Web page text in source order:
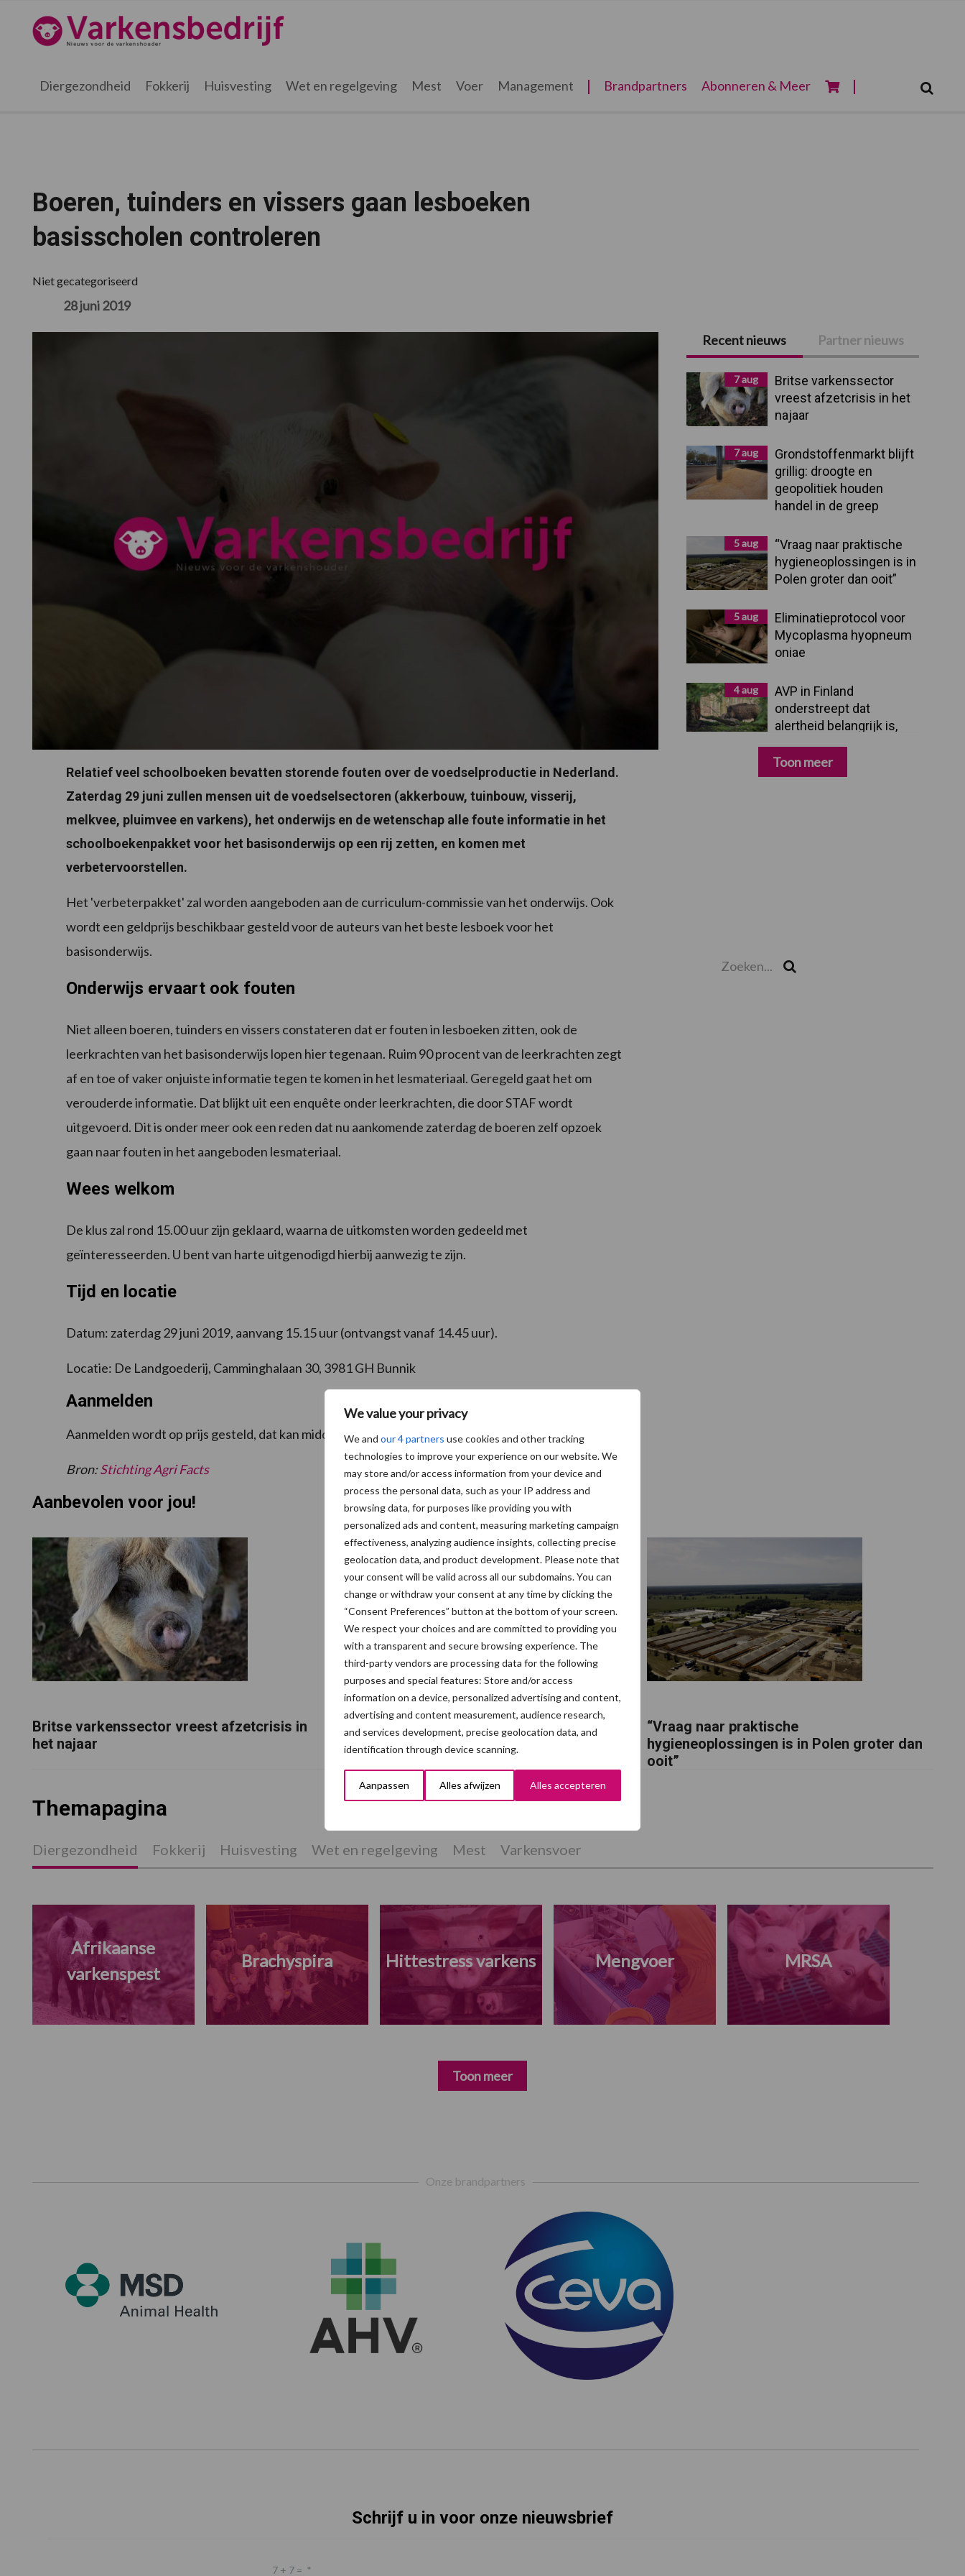
We value your privacy
We and our 4 partners use cookies and other tracking
technologies to improve your experience on our website. We
may store and/or access information from your device and
process the personal data, such as your IP address and
browsing data, for purposes like providing you with
personalized ads and content, measuring marketing campaign
effectiveness, analyzing audience insights, collecting precise
geolocation data, and product development. Please note that
your consent will be valid across all our subdomains. You can
change or withdraw your consent at any time by clicking the
“Consent Preferences” button at the bottom of your screen.
We respect your choices and are committed to providing you
with a transparent and secure browsing experience. The
third-party vendors are processing data for the following
purposes and special features: Store and/or access
information on a device, personalized advertising and content,
advertising and content measurement, audience research,
and services development, precise geolocation data, and
identification through device scanning.
Aanpassen Alles afwijzen Alles accepteren
hoofdnavigatie
hoofd
eerste
voettekst
Varkensbedrijf.nl
Diergezondheid Fokkerij Huisvesting Wet en regelgeving Mest Voer Management Brandpartners Abonneren & Meer
Boeren, tuinders en vissers gaan lesboeken
basisscholen controleren
Niet gecategoriseerd
28 juni 2019
Relatief veel schoolboeken bevatten storende fouten over de voedselproductie in Nederland.
Zaterdag 29 juni zullen mensen uit de voedselsectoren (akkerbouw, tuinbouw, visserij,
melkvee, pluimvee en varkens), het onderwijs en de wetenschap alle foute informatie in het
schoolboekenpakket voor het basisonderwijs op een rij zetten, en komen met
verbetervoorstellen.
Het 'verbeterpakket' zal worden aangeboden aan de curriculum-commissie van het onderwijs. Ook
wordt een geldprijs beschikbaar gesteld voor de auteurs van het beste lesboek voor het
basisonderwijs.
Onderwijs ervaart ook fouten
Niet alleen boeren, tuinders en vissers constateren dat er fouten in lesboeken zitten, ook de
leerkrachten van het basisonderwijs lopen hier tegenaan. Ruim 90 procent van de leerkrachten zegt
af en toe of vaker onjuiste informatie tegen te komen in het lesmateriaal. Geregeld gaat het om
verouderde informatie. Dat blijkt uit een enquête onder leerkrachten, die door STAF wordt
uitgevoerd. Dit is onder meer ook een reden dat nu aankomende zaterdag de boeren zelf opzoek
gaan naar fouten in het aangeboden lesmateriaal.
Wees welkom
De klus zal rond 15.00 uur zijn geklaard, waarna de uitkomsten worden gedeeld met
geïnteresseerden. U bent van harte uitgenodigd hierbij aanwezig te zijn.
Tijd en locatie
Datum: zaterdag 29 juni 2019, aanvang 15.15 uur (ontvangst vanaf 14.45 uur).
Locatie: De Landgoederij, Camminghalaan 30, 3981 GH Bunnik
Aanmelden
Aanmelden wordt op prijs gesteld, dat kan middelsinfo@stichtingagrifacts.nl.
Bron:Stichting Agri Facts
Primaire
Sidebar
Recent nieuws Partner nieuws
7 aug
Britse varkenssector
vreest afzetcrisis in het
najaar
7 aug
Grondstoffenmarkt blijft
grillig: droogte en
geopolitiek houden
handel in de greep
5 aug
“Vraag naar praktische
hygieneoplossingen is in
Polen groter dan ooit”
5 aug
Eliminatieprotocol voor
Mycoplasma hyopneum
oniae
4 aug
AVP in Finland
onderstreept dat
alertheid belangrijk is,
Toon meer
Aanbevolen voor jou!
Britse varkenssector vreest afzetcrisis in
het najaar
Grondstoffenmarkt blijft grillig: droogte
en geopolitiek houden handel in de greep
“Vraag naar praktische
hygieneoplossingen is in Polen groter dan
ooit”
Themapagina
Diergezondheid Fokkerij Huisvesting Wet en regelgeving Mest Varkensvoer
Afrikaanse
varkenspest
Brachyspira Hittestress varkens Mengvoer MRSA
Toon meer
Onze brandpartners
Schrijf u in voor onze nieuwsbrief
7 + 7 = *